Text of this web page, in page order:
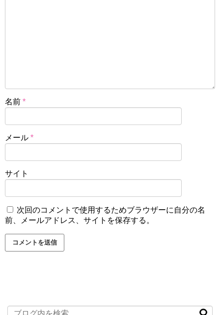
名前 *
メール *
サイト
次回のコメントで使用するためブラウザーに自分の名
前、メールアドレス、サイトを保存する。